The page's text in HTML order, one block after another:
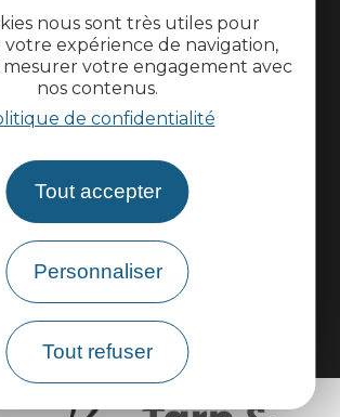
nous sont très utiles pour
expérience de navigation,
mesurer votre engagement avec
nos contenus.
de confidentialité
Tout accepter
Personnaliser
Tout refuser
?
pratiques
Brochures